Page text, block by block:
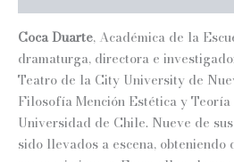
Coca Duarte, Académica de la
dramaturga, directora e
Teatro de la City University de
Filosofía Mención Estética y
Universidad de Chile. Nueve de
sido llevados a escena, obteniendo